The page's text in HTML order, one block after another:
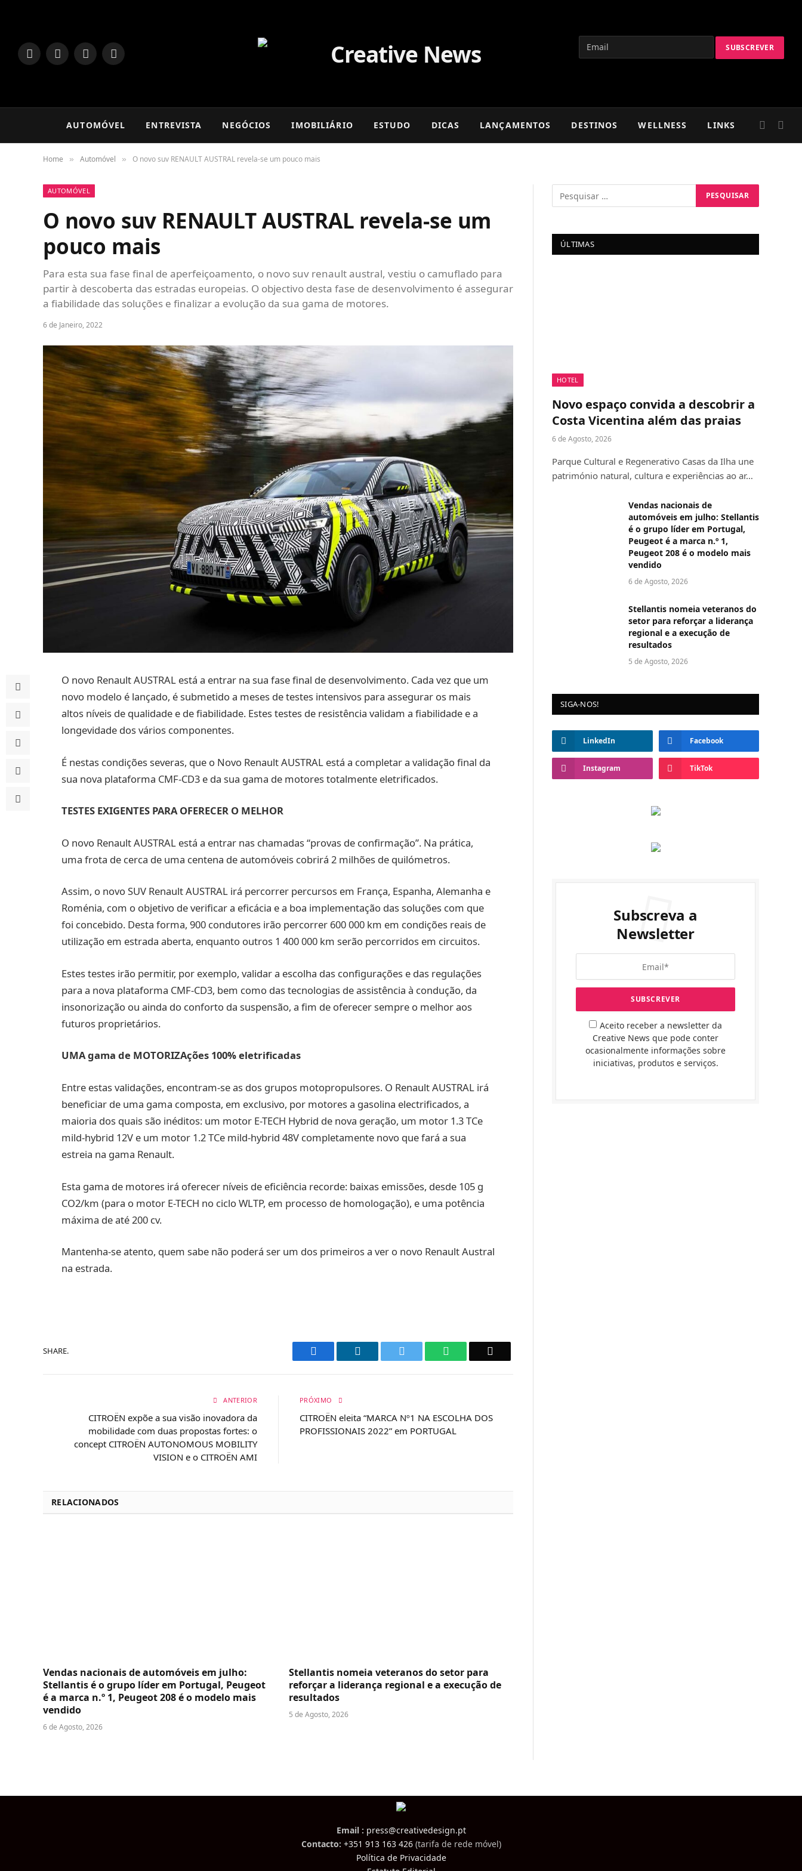
LinkedInFacebookInstagram
TikTok
AUTOMÓVEL ENTREVISTA NEGÓCIOS IMOBILIÁRIO ESTUDO DICAS LANÇAMENTOS DESTINOS WELLNESS LINKS
Home » Automóvel » O novo suv RENAULT AUSTRAL revela-se um pouco mais
AUTOMÓVEL
O novo suv RENAULT AUSTRAL revela-se um
pouco mais
Para esta sua fase final de aperfeiçoamento, o novo suv renault austral, vestiu o camuflado para
partir à descoberta das estradas europeias. O objectivo desta fase de desenvolvimento é assegurar
a fiabilidade das soluções e finalizar a evolução da sua gama de motores.
6 de Janeiro, 2022
O novo Renault AUSTRAL está a entrar na sua fase final de desenvolvimento. Cada vez que um
novo modelo é lançado, é submetido a meses de testes intensivos para assegurar os mais
altos níveis de qualidade e de fiabilidade. Estes testes de resistência validam a fiabilidade e a
longevidade dos vários componentes.
É nestas condições severas, que o Novo Renault AUSTRAL está a completar a validação final da
sua nova plataforma CMF-CD3 e da sua gama de motores totalmente eletrificados.
TESTES EXIGENTES PARA OFERECER O MELHOR
O novo Renault AUSTRAL está a entrar nas chamadas “provas de confirmação”. Na prática,
uma frota de cerca de uma centena de automóveis cobrirá 2 milhões de quilómetros.
Assim, o novo SUV Renault AUSTRAL irá percorrer percursos em França, Espanha, Alemanha e
Roménia, com o objetivo de verificar a eficácia e a boa implementação das soluções com que
foi concebido. Desta forma, 900 condutores irão percorrer 600 000 km em condições reais de
utilização em estrada aberta, enquanto outros 1 400 000 km serão percorridos em circuitos.
Estes testes irão permitir, por exemplo, validar a escolha das configurações e das regulações
para a nova plataforma CMF-CD3, bem como das tecnologias de assistência à condução, da
insonorização ou ainda do conforto da suspensão, a fim de oferecer sempre o melhor aos
futuros proprietários.
UMA gama de MOTORIZAções 100% eletrificadas
Entre estas validações, encontram-se as dos grupos motopropulsores. O Renault AUSTRAL irá
beneficiar de uma gama composta, em exclusivo, por motores a gasolina electrificados, a
maioria dos quais são inéditos: um motor E-TECH Hybrid de nova geração, um motor 1.3 TCe
mild-hybrid 12V e um motor 1.2 TCe mild-hybrid 48V completamente novo que fará a sua
estreia na gama Renault.
Esta gama de motores irá oferecer níveis de eficiência recorde: baixas emissões, desde 105 g
CO2/km (para o motor E-TECH no ciclo WLTP, em processo de homologação), e uma potência
máxima de até 200 cv.
Mantenha-se atento, quem sabe não poderá ser um dos primeiros a ver o novo Renault Austral
na estrada.
SHARE. Facebook LinkedIn WhatsApp
ANTERIOR
CITROËN expõe a sua visão inovadora da
mobilidade com duas propostas fortes: o
concept CITROËN AUTONOMOUS MOBILITY
VISION e o CITROËN AMI
PRÓXIMO
CITROËN eleita “MARCA Nº1 NA ESCOLHA DOS
PROFISSIONAIS 2022” em PORTUGAL
RELACIONADOS
Vendas nacionais de automóveis em julho:
Stellantis é o grupo líder em Portugal, Peugeot
é a marca n.º 1, Peugeot 208 é o modelo mais
vendido
6 de Agosto, 2026
Stellantis nomeia veteranos do setor para
reforçar a liderança regional e a execução de
resultados
5 de Agosto, 2026
ÚLTIMAS
HOTEL
Novo espaço convida a descobrir a
Costa Vicentina além das praias
6 de Agosto, 2026
Parque Cultural e Regenerativo Casas da Ilha une
património natural, cultura e experiências ao ar…
Vendas nacionais de
automóveis em julho: Stellantis
é o grupo líder em Portugal,
Peugeot é a marca n.º 1,
Peugeot 208 é o modelo mais
vendido
6 de Agosto, 2026
Stellantis nomeia veteranos do
setor para reforçar a liderança
regional e a execução de
resultados
5 de Agosto, 2026
SIGA-NOS!
LinkedIn Facebook
Instagram TikTok
Subscreva a
Newsletter
Aceito receber a newsletter da
Creative News que pode conter
ocasionalmente informações sobre
iniciativas, produtos e serviços.
Email : press@creativedesign.pt
Contacto: +351 913 163 426(tarifa de rede móvel)
Política de Privacidade